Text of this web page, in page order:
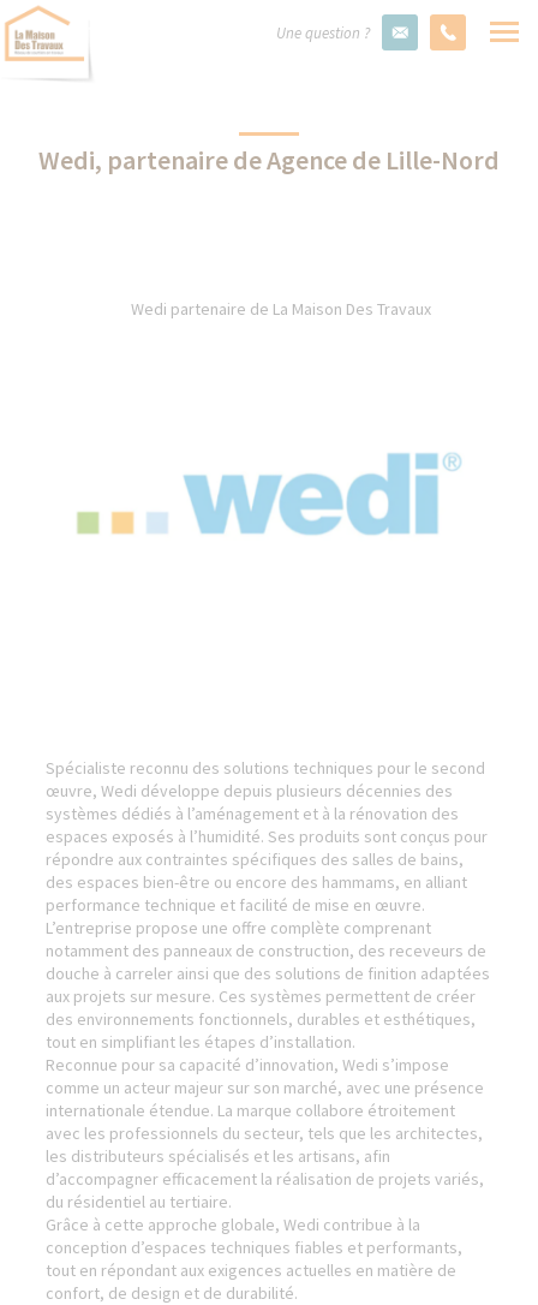
Une question ?
Wedi, partenaire de Agence de Lille-Nord
Wedi partenaire de La Maison Des Travaux
Spécialiste reconnu des solutions techniques pour le second
œuvre, Wedi développe depuis plusieurs décennies des
systèmes dédiés à l’aménagement et à la rénovation des
espaces exposés à l’humidité. Ses produits sont conçus pour
répondre aux contraintes spécifiques des salles de bains,
des espaces bien-être ou encore des hammams, en alliant
performance technique et facilité de mise en œuvre.
L’entreprise propose une offre complète comprenant
notamment des panneaux de construction, des receveurs de
douche à carreler ainsi que des solutions de finition adaptées
aux projets sur mesure. Ces systèmes permettent de créer
des environnements fonctionnels, durables et esthétiques,
tout en simplifiant les étapes d’installation.
Reconnue pour sa capacité d’innovation, Wedi s’impose
comme un acteur majeur sur son marché, avec une présence
internationale étendue. La marque collabore étroitement
avec les professionnels du secteur, tels que les architectes,
les distributeurs spécialisés et les artisans, afin
d’accompagner efficacement la réalisation de projets variés,
du résidentiel au tertiaire.
Grâce à cette approche globale, Wedi contribue à la
conception d’espaces techniques fiables et performants,
tout en répondant aux exigences actuelles en matière de
confort, de design et de durabilité.